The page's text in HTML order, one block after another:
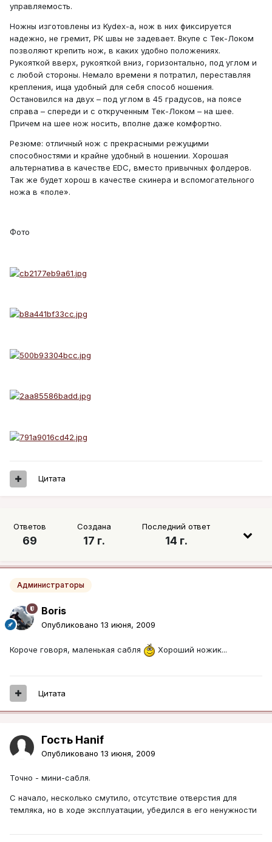
управляемость.
Ножны изготовлены из Kydex-а, нож в них фиксируется
надежно, не гремит, РК швы не задевает. Вкупе с Тек-Локом
позволяют крепить нож, в каких удобно положениях.
Рукояткой вверх, рукояткой вниз, горизонтально, под углом и
с любой стороны. Немало времени я потратил, переставляя
крепления, ища удобный для себя способ ношения.
Остановился на двух – под углом в 45 градусов, на поясе
справа – спереди и с открученным Тек-Локом – на шее.
Причем на шее нож носить, вполне даже комфортно.
Резюме: отличный нож с прекрасными режущими
способностями и крайне удобный в ношении. Хорошая
альтернатива в качестве EDC, вместо привычных фолдеров.
Так же будет хорош в качестве скинера и вспомогательного
ножа в «поле».
Фото
Цитата
Ответов
69
Создана
17 г.
Последний ответ
14 г.
Администраторы
Boris
Опубликовано 13 июня, 2009
Короче говоря, маленькая сабля Хороший ножик...
Цитата
Гость Hanif
Опубликовано 13 июня, 2009
Точно - мини-сабля.
С начало, несколько смутило, отсутствие отверстия для
темляка, но в ходе эксплуатации, убедился в его ненужности